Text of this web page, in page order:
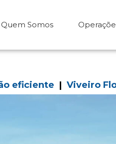
Quem Somos
eficiente | Viveiro